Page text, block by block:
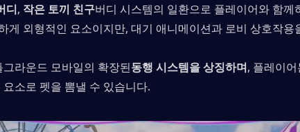
디, 작은 토끼 친구버디 시스템의 일환으로 플레이어와 함께
게 외형적인 요소이지만, 대기 애니메이션과 로비 상호작용
라운드 모바일의 확장된동행 시스템을 상징하며, 플레이
소로 펫을 뽐낼 수 있습니다.